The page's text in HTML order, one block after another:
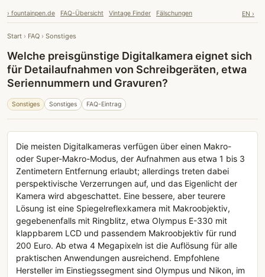
› fountainpen.de FAQ-Übersicht Vintage Finder Fälschungen EN ›
Start › FAQ › Sonstiges
Welche preisgünstige Digitalkamera eignet sich
für Detailaufnahmen von Schreibgeräten, etwa
Seriennummern und Gravuren?
Sonstiges Sonstiges FAQ-Eintrag
Die meisten Digitalkameras verfügen über einen Makro-
oder Super-Makro-Modus, der Aufnahmen aus etwa 1 bis 3
Zentimetern Entfernung erlaubt; allerdings treten dabei
perspektivische Verzerrungen auf, und das Eigenlicht der
Kamera wird abgeschattet. Eine bessere, aber teurere
Lösung ist eine Spiegelreflexkamera mit Makroobjektiv,
gegebenenfalls mit Ringblitz, etwa Olympus E-330 mit
klappbarem LCD und passendem Makroobjektiv für rund
200 Euro. Ab etwa 4 Megapixeln ist die Auflösung für alle
praktischen Anwendungen ausreichend. Empfohlene
Hersteller im Einstiegssegment sind Olympus und Nikon, im